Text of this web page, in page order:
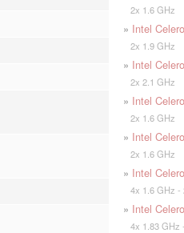
2x 1.6 GHz
» Intel
2x 1.9 GHz
» Intel
2x 2.1 GHz
» Intel
2x 1.6 GHz
» Intel
2x 1.6 GHz
» Intel
4x 1.6 GHz -
» Intel
4x 1.83 GHz